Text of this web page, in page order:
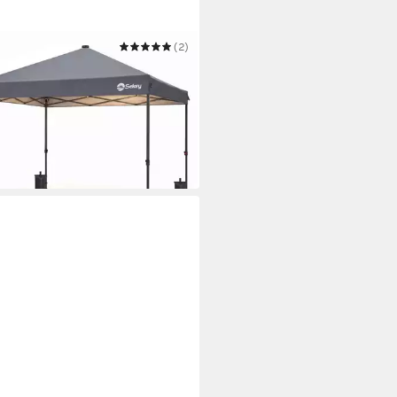
300 x 300 cm Pavillon
LED-Beleuchtung, UPF 50+
(2)
€ UVP221,99 €
bei dir